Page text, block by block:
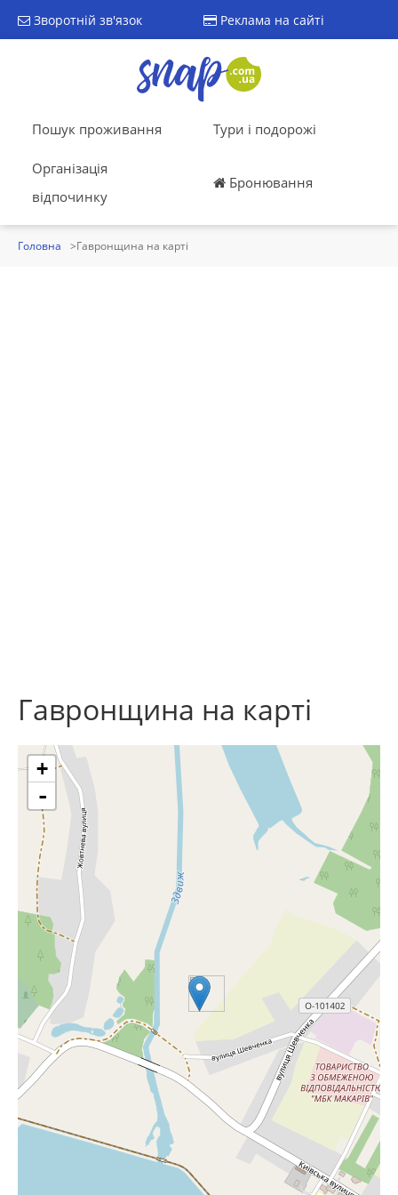
Зворотній зв'язок Реклама на сайті
Пошук проживання Тури і подорожі
Організація
відпочинку
Бронювання
Головна Гавронщина на карті
Гавронщина на карті
+
-